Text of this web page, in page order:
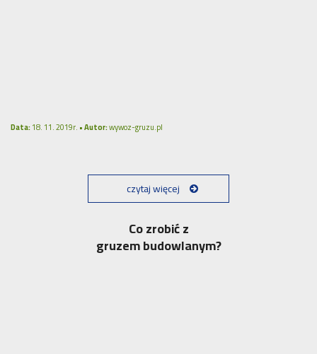
Data:18. 11. 2019r. •Autor:wywoz-gruzu.pl
czytaj więcej
Co zrobić z
gruzem budowlanym?